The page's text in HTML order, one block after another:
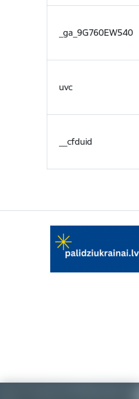
_ga_9G760EW540
uvc
__cfduid